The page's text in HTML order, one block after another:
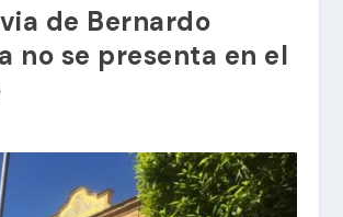
de Bernardo
no se presenta en el